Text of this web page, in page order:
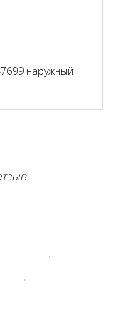
наружный